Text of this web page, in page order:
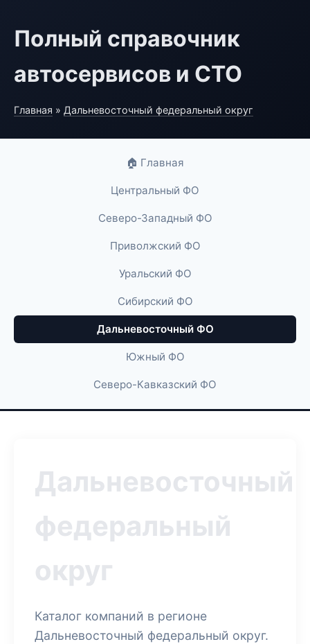
Полный справочник
автосервисов и СТО
Главная » Дальневосточный федеральный округ
🏠 Главная
Центральный ФО
Северо-Западный ФО
Приволжский ФО
Уральский ФО
Сибирский ФО
Дальневосточный ФО
Южный ФО
Северо-Кавказский ФО
Дальневосточный
федеральный
округ
Каталог компаний в регионе
Дальневосточный федеральный округ.